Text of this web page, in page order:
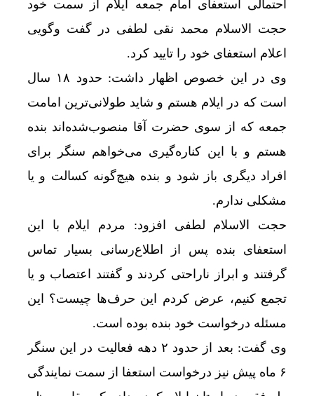
احتمالی استعفای امام جمعه ایلام از سمت خود
حجت الاسلام محمد نقی لطفی در گفت وگویی
اعلام استعفای خود را تایید کرد.
وی در این خصوص اظهار داشت: حدود ۱۸ سال
است که در ایلام هستم و شاید طولانی‌ترین امامت
جمعه که از سوی حضرت آقا منصوب‌شده‌اند بنده
هستم و با این کناره‌گیری می‌خواهم سنگر برای
افراد دیگری باز شود و بنده هیچ‌گونه کسالت و یا
مشکلی ندارم.
حجت الاسلام لطفی افزود: مردم ایلام با این
استعفای بنده پس از اطلاع‌رسانی بسیار تماس
گرفتند و ابراز ناراحتی کردند و گفتند اعتصاب و یا
تجمع کنیم، عرض کردم این حرف‌ها چیست؟ این
مسئله درخواست خود بنده بوده است.
وی گفت: بعد از حدود ۲ دهه فعالیت در این سنگر
۶ ماه پیش نیز درخواست استعفا از سمت نمایندگی